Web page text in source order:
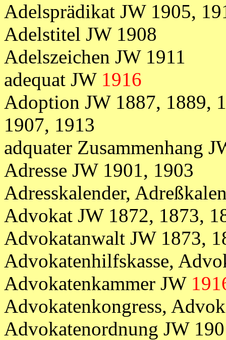
Adelsprädikat JW 1905,
Adelstitel JW 1908
Adelszeichen JW 1911
adequat JW 1916
Adoption JW 1887, 1889,
1907, 1913
adquater Zusammenhang
Adresse JW 1901, 1903
Adresskalender,
Advokat JW 1872, 1873,
Advokatanwalt JW 1873,
Advokatenhilfskasse,
Advokatenkammer JW
Advokatenkongress,
Advokatenordnung JW